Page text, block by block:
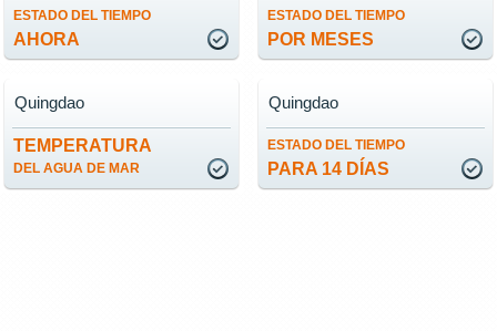
ESTADO DEL TIEMPO
AHORA
ESTADO DEL TIEMPO
POR MESES
TEMPERATURA
DEL AGUA DE MAR
Quingdao
ESTADO DEL TIEMPO
PARA 14 DÍAS
Quingdao